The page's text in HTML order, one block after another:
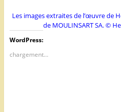
Les images extraites de l’œuvre de
de MOULINSART SA. ©
WordPress:
chargement…